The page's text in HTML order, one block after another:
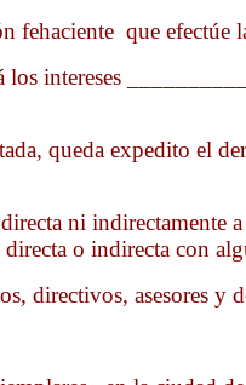
que efectúe
intereses
queda expedito el
ni indirectamente
o indirecta con
directivos, asesores y